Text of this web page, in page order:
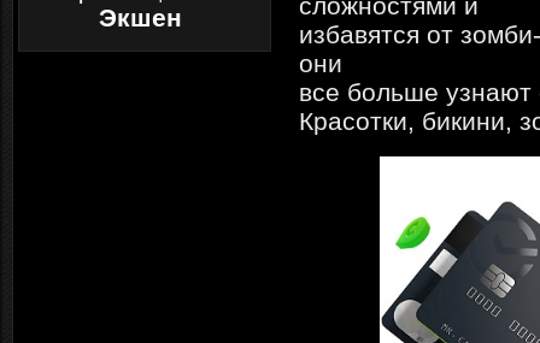
Экшен
избавятся от
они
все больше узнают
Красотки, бикини,